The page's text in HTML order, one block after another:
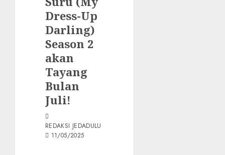
Dress-Up
Darling)
Season 2
akan
Tayang
Bulan
Juli!
REDAKSI JEDADULU
11/05/2025